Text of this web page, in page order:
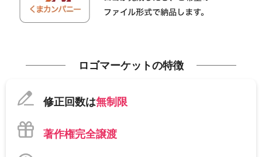
ロゴマーケットの特徴
修正回数は無制限
著作権完全譲渡